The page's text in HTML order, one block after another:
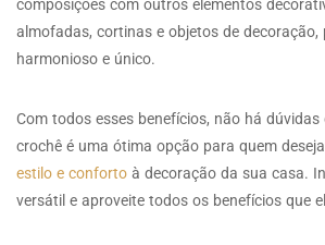
composições com outros elementos
almofadas, cortinas e objetos de decoração,
harmonioso e único.
Com todos esses benefícios, não há
crochê é uma ótima opção para quem
estilo e conforto à decoração da sua casa.
versátil e aproveite todos os benefícios que